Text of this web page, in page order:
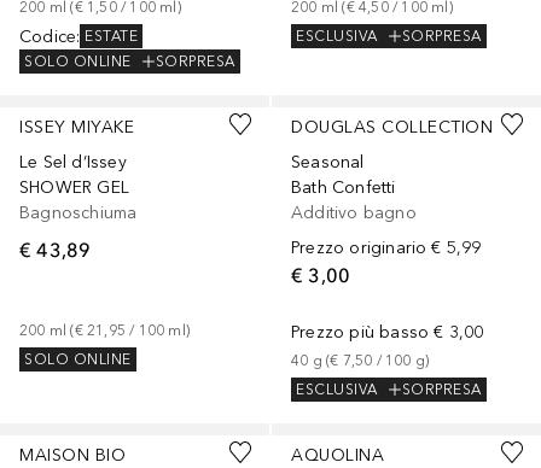
200 ml (€ 1,50 / 100 ml)
Codice: ESTATE
SOLO ONLINE
SORPRESA
200 ml (€ 4,50 / 100 ml)
ESCLUSIVA
SORPRESA
ISSEY MIYAKE
Le Sel d‘Issey
SHOWER GEL
Bagnoschiuma
€ 43,89
200 ml (€ 21,95 / 100 ml)
SOLO ONLINE
Sponsorizzato
DOUGLAS COLLECTION
Seasonal
Bath Confetti
Additivo bagno
Prezzo originario € 5,99
€ 3,00
Prezzo più basso € 3,00
40 g (€ 7,50 / 100 g)
ESCLUSIVA
SORPRESA
MAISON BIO
AQUOLINA